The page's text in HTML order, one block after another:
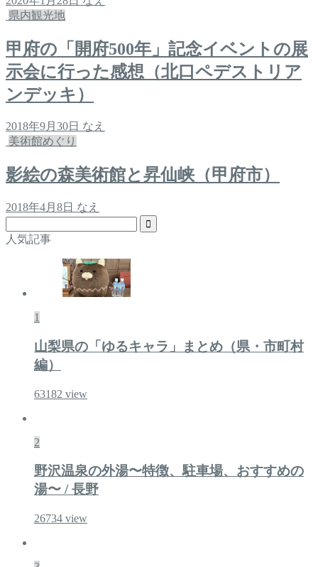
県内観光地
甲府の「開府500年」記念イベントの展
示会に行った感想（北口ペデストリア
ンデッキ）
2018年9月30日 なえ
美術館めぐり
影絵の森美術館と昇仙峡（甲府市）
2018年4月8日 なえ
人気記事
1
山梨県の「ゆるキャラ」まとめ（県・市町村
編）
63182 view
2
野沢温泉の外湯〜特徴、駐車場、おすすめの
湯〜 / 長野
26734 view